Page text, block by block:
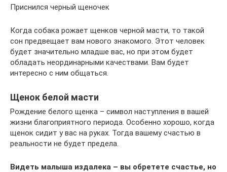
Приснился черный щеночек
Когда собака рожает щенков черной масти, то такой
сон предвещает вам нового знакомого. Этот человек
будет значительно младше вас, но при этом будет
обладать неординарными качествами. Вам будет
интересно с ним общаться.
Щенок белой масти
Рождение белого щенка – символ наступления в вашей
жизни благоприятного периода. Особенно хорошо, когда
щенок сидит у вас на руках. Тогда вашему счастью в
реальности не будет предела.
Видеть малыша издалека – вы обретете счастье, но